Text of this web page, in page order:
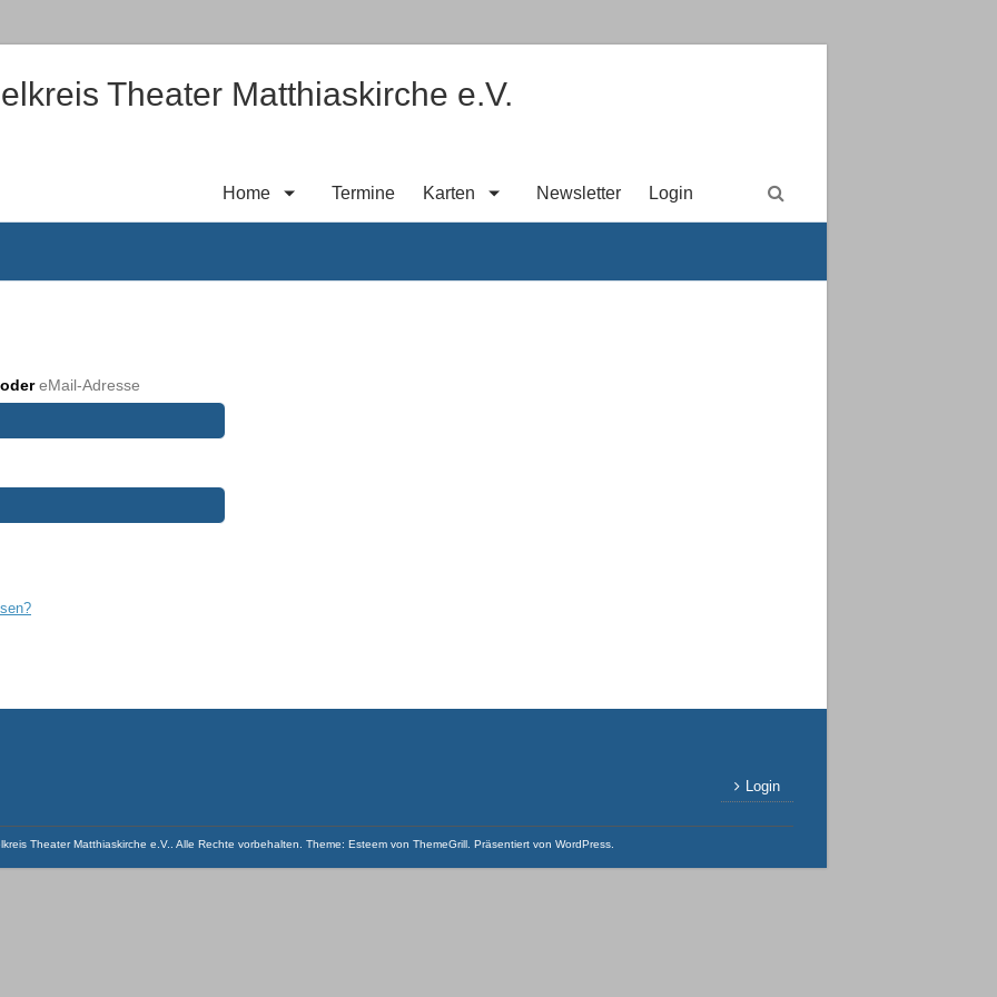
Theater Matthiaskirche e.V.
Home Termine Karten Newsletter Login
odereMail-Adresse
Login
Theater Matthiaskirche e.V. . Alle Rechte vorbehalten. Theme: Esteem von ThemeGrill. Präsentiert von WordPress